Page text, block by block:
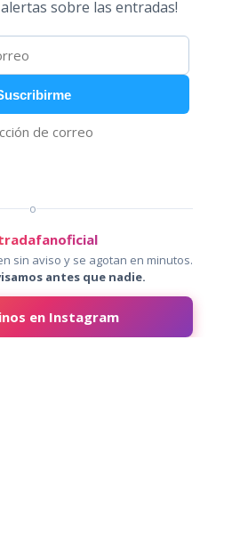
sobre las entradas!
o
sin aviso y se agotan en minutos.
antes que nadie.
en Instagram